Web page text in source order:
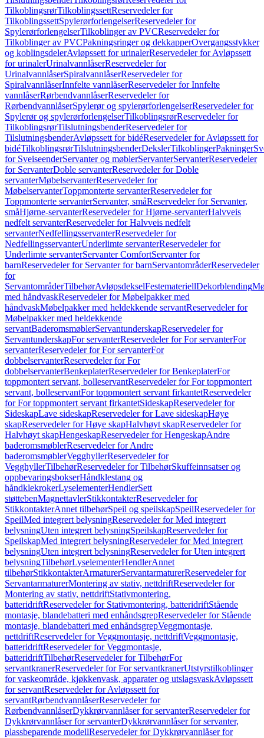
TilkoblingsrørTilkoblingssettReservedeler for
TilkoblingssettSpylerørforlengelserReservedeler for
SpylerørforlengelserTilkoblinger av PVCReservedeler for
Tilkoblinger av PVCPakningsringer og dekkapperOvergangsstykker
og koblingsdelerAvløpssett for urinalerReservedeler for Avløpssett
for urinalerUrinalvannlåserReservedeler for
UrinalvannlåserSpiralvannlåserReservedeler for
SpiralvannlåserInnfelte vannlåserReservedeler for Innfelte
vannlåserRørbendvannlåserReservedeler for
RørbendvannlåserSpylerør og spylerørforlengelserReservedeler for
Spylerør og spylerørforlengelserTilkoblingsrørReservedeler for
TilkoblingsrørTilslutningsbenderReservedeler for
TilslutningsbenderAvløpssett for bidéReservedeler for Avløpssett for
bidéTilkoblingsrørTilslutningsbenderDekslerTilkoblingerPakninger
for SveiseenderServanter og møblerServanterServanterReservedeler
for ServanterDoble servanterReservedeler for Doble
servanterMøbelservanterReservedeler for
MøbelservanterToppmonterte servanterReservedeler for
Toppmonterte servanterServanter, småReservedeler for Servanter,
småHjørne-servanterReservedeler for Hjørne-servanterHalvveis
nedfelt servanterReservedeler for Halvveis nedfelt
servanterNedfellingsservanterReservedeler for
NedfellingsservanterUnderlimte servanterReservedeler for
Underlimte servanterServanter ComfortServanter for
barnReservedeler for Servanter for barnServantområderReservedeler
for
ServantområderTilbehørAvløpsdekselFestemateriellDekorblending
med håndvaskReservedeler for Møbelpakker med
håndvaskMøbelpakker med heldekkende servantReservedeler for
Møbelpakker med heldekkende
servantBaderomsmøblerServantunderskapReservedeler for
ServantunderskapFor servanterReservedeler for For servanterFor
servanterReservedeler for For servanterFor
dobbelservanterReservedeler for For
dobbelservanterBenkeplaterReservedeler for BenkeplaterFor
toppmontert servant, bolleservantReservedeler for For toppmontert
servant, bolleservantFor toppmontert servant firkantetReservedeler
for For toppmontert servant firkantetSideskapReservedeler for
SideskapLave sideskapReservedeler for Lave sideskapHøye
skapReservedeler for Høye skapHalvhøyt skapReservedeler for
Halvhøyt skapHengeskapReservedeler for HengeskapAndre
baderomsmøblerReservedeler for Andre
baderomsmøblerVegghyllerReservedeler for
VegghyllerTilbehørReservedeler for TilbehørSkuffeinnsatser og
oppbevaringsbokserHåndklestang og
håndklekrokerLyselementerHendlerSett
støttebenMagnettavlerStikkontakterReservedeler for
StikkontakterAnnet tilbehørSpeil og speilskapSpeilReservedeler for
SpeilMed integrert belysningReservedeler for Med integrert
belysningUten integrert belysningSpeilskapReservedeler for
SpeilskapMed integrert belysningReservedeler for Med integrert
belysningUten integrert belysningReservedeler for Uten integrert
belysningTilbehørLyselementerHendlerAnnet
tilbehørStikkontakterArmaturerServantarmaturerReservedeler for
ServantarmaturerMontering av stativ, nettdriftReservedeler for
Montering av stativ, nettdriftStativmontering,
batteridriftReservedeler for Stativmontering, batteridriftStående
montasje, blandebatteri med enhåndsgrepReservedeler for Stående
montasje, blandebatteri med enhåndsgrepVeggmontasje,
nettdriftReservedeler for Veggmontasje, nettdriftVeggmontasje,
batteridriftReservedeler for Veggmontasje,
batteridriftTilbehørReservedeler for TilbehørFor
servantkranerReservedeler for For servantkranerUtstyrstilkoblinger
for vaskeområde, kjøkkenvask, apparater og utslagsvaskAvløpssett
for servantReservedeler for Avløpssett for
servantRørbendvannlåserReservedeler for
RørbendvannlåserDykkrørvannlåser for servanterReservedeler for
Dykkrørvannlåser for servanterDykkrørvannlåser for servanter,
plassbeparende modellReservedeler for Dykkrørvannlåser for